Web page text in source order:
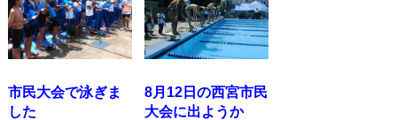
市民大会で泳ぎま
した
8月12日の西宮市民
大会に出ようか